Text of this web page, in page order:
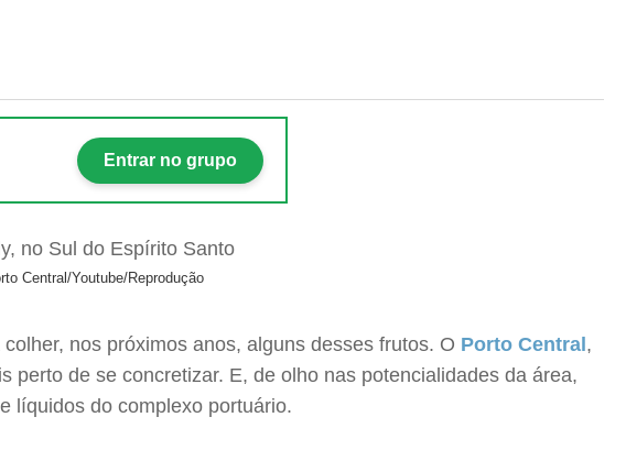
Entrar no grupo
Central/Youtube/Reprodução
nos próximos anos, alguns desses frutos. O Porto Central ,
perto de se concretizar. E, de olho nas potencialidades da área,
líquidos do complexo portuário.